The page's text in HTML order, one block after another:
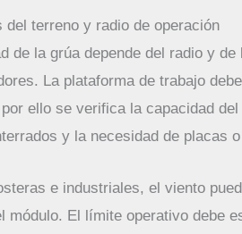
del terreno y radio de operación
de la grúa depende del radio y
La plataforma de trabajo
ello se verifica la capacidad
y la necesidad de placas
e industriales, el viento
módulo. El límite operativo debe